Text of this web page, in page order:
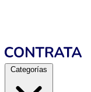
Categorías